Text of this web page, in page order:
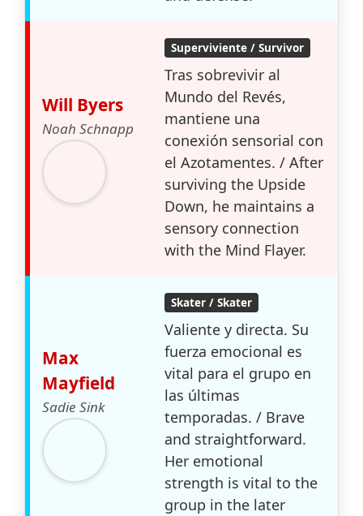
Will Byers
Noah Schnapp
Superviviente / Survivor
Tras sobrevivir al
Mundo del Revés,
mantiene una
conexión sensorial con
el Azotamentes. / After
surviving the Upside
Down, he maintains a
sensory connection
with the Mind Flayer.
Max
Mayfield
Sadie Sink
Skater / Skater
Valiente y directa. Su
fuerza emocional es
vital para el grupo en
las últimas
temporadas. / Brave
and straightforward.
Her emotional
strength is vital to the
group in the later